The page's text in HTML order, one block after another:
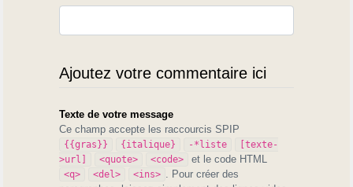
Ajoutez votre commentaire ici
Texte de votre message
Ce champ accepte les raccourcis SPIP
{{gras}} {italique} -*liste
[texte-
>url]
<quote> <code> et le code HTML
<q> <del> <ins>
. Pour créer des